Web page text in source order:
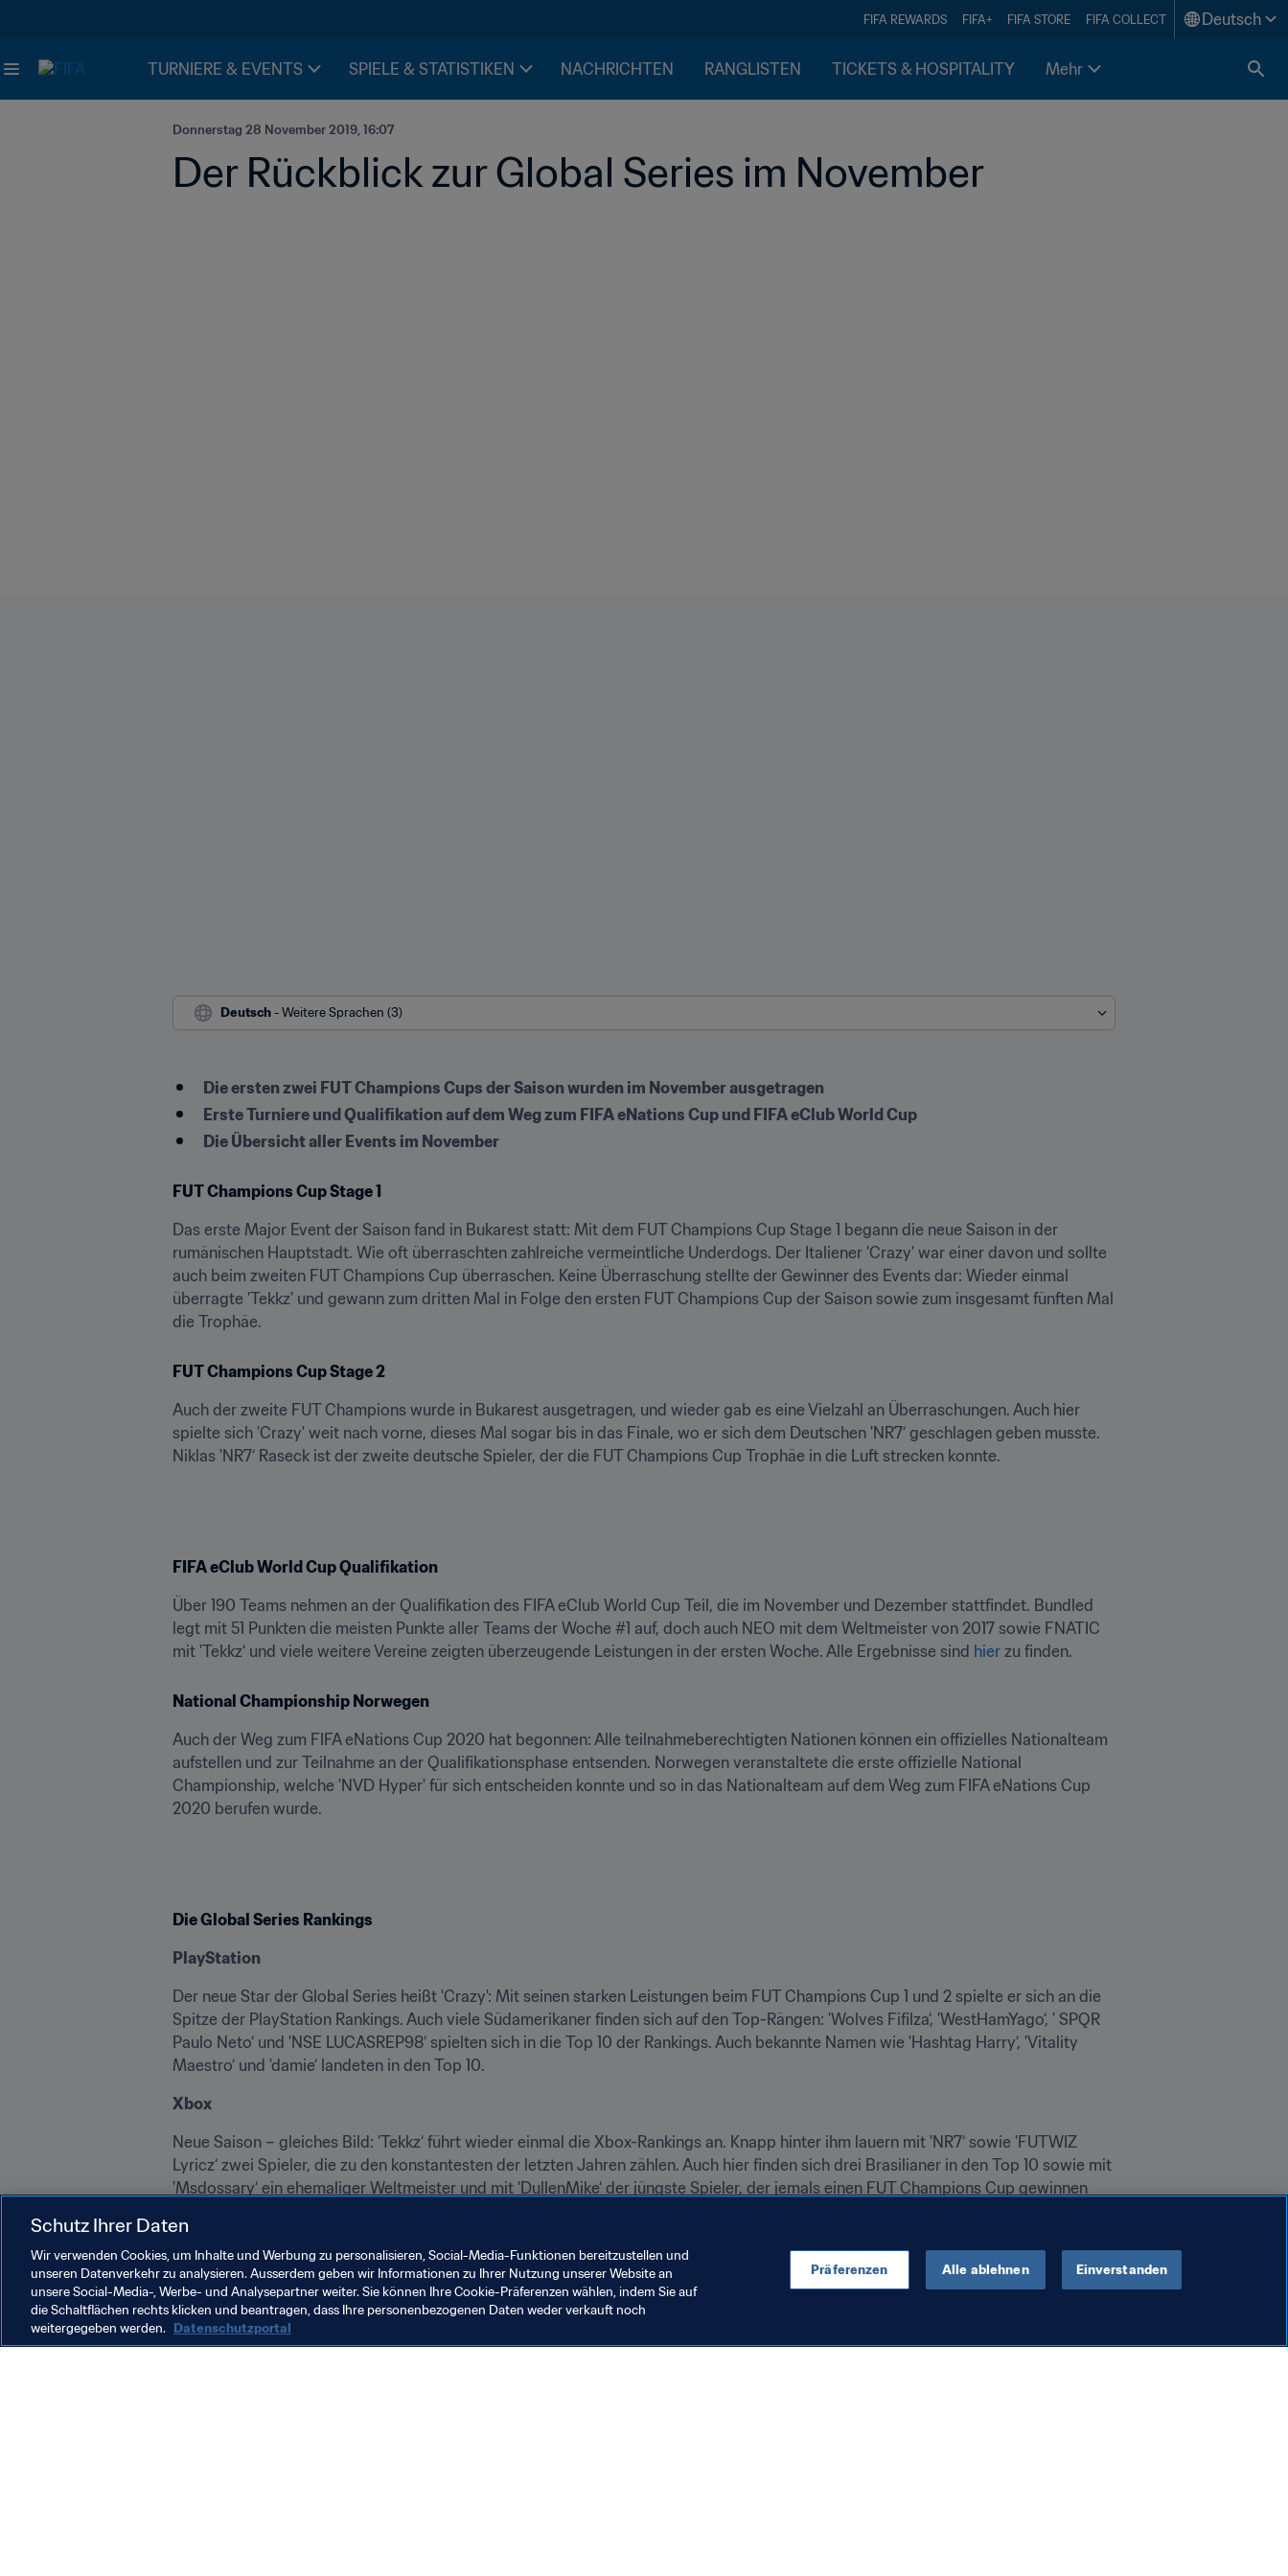
FIFA REWARDS FIFA+ FIFA STORE FIFA COLLECT Deutsch
TURNIERE & EVENTS SPIELE & STATISTIKEN NACHRICHTEN RANGLISTEN TICKETS & HOSPITALITY Mehr
Donnerstag 28 November 2019, 16:07
Der Rückblick zur Global Series im November
Deutsch - Weitere Sprachen (3)
Die ersten zwei FUT Champions Cups der Saison wurden im November ausgetragen
Erste Turniere und Qualifikation auf dem Weg zum FIFA eNations Cup und FIFA eClub World Cup
Die Übersicht aller Events im November
FUT Champions Cup Stage 1
Das erste Major Event der Saison fand in Bukarest statt: Mit dem FUT Champions Cup Stage 1 begann die neue Saison in der
rumänischen Hauptstadt. Wie oft überraschten zahlreiche vermeintliche Underdogs. Der Italiener 'Crazy' war einer davon und sollte
auch beim zweiten FUT Champions Cup überraschen. Keine Überraschung stellte der Gewinner des Events dar: Wieder einmal
überragte 'Tekkz' und gewann zum dritten Mal in Folge den ersten FUT Champions Cup der Saison sowie zum insgesamt fünften Mal
die Trophäe.
FUT Champions Cup Stage 2
Auch der zweite FUT Champions wurde in Bukarest ausgetragen, und wieder gab es eine Vielzahl an Überraschungen. Auch hier
spielte sich 'Crazy' weit nach vorne, dieses Mal sogar bis in das Finale, wo er sich dem Deutschen 'NR7‘ geschlagen geben musste.
Niklas 'NR7‘ Raseck ist der zweite deutsche Spieler, der die FUT Champions Cup Trophäe in die Luft strecken konnte.
FIFA eClub World Cup Qualifikation
Über 190 Teams nehmen an der Qualifikation des FIFA eClub World Cup Teil, die im November und Dezember stattfindet. Bundled
legt mit 51 Punkten die meisten Punkte aller Teams der Woche #1 auf, doch auch NEO mit dem Weltmeister von 2017 sowie FNATIC
mit 'Tekkz‘ und viele weitere Vereine zeigten überzeugende Leistungen in der ersten Woche. Alle Ergebnisse sind hier zu finden.
National Championship Norwegen
Auch der Weg zum FIFA eNations Cup 2020 hat begonnen: Alle teilnahmeberechtigten Nationen können ein offizielles Nationalteam
aufstellen und zur Teilnahme an der Qualifikationsphase entsenden. Norwegen veranstaltete die erste offizielle National
Championship, welche 'NVD Hyper' für sich entscheiden konnte und so in das Nationalteam auf dem Weg zum FIFA eNations Cup
2020 berufen wurde.
Die Global Series Rankings
PlayStation
Der neue Star der Global Series heißt 'Crazy': Mit seinen starken Leistungen beim FUT Champions Cup 1 und 2 spielte er sich an die
Spitze der PlayStation Rankings. Auch viele Südamerikaner finden sich auf den Top-Rängen: 'Wolves Fifilza‘, 'WestHamYago‘, ' SPQR
Paulo Neto‘ und 'NSE LUCASREP98‘ spielten sich in die Top 10 der Rankings. Auch bekannte Namen wie 'Hashtag Harry‘, 'Vitality
Maestro‘ und 'damie‘ landeten in den Top 10.
Xbox
Neue Saison – gleiches Bild: 'Tekkz‘ führt wieder einmal die Xbox-Rankings an. Knapp hinter ihm lauern mit 'NR7‘ sowie 'FUTWIZ
Lyricz‘ zwei Spieler, die zu den konstantesten der letzten Jahren zählen. Auch hier finden sich drei Brasilianer in den Top 10 sowie mit
'Msdossary‘ ein ehemaliger Weltmeister und mit 'DullenMike‘ der jüngste Spieler, der jemals einen FUT Champions Cup gewinnen
Das gesamte Ranking ist hier verfügbar.
Schutz Ihrer Daten
Wir verwenden Cookies, um Inhalte und Werbung zu personalisieren, Social-Media-Funktionen bereitzustellen und
unseren Datenverkehr zu analysieren. Ausserdem geben wir Informationen zu Ihrer Nutzung unserer Website an
unsere Social-Media-, Werbe- und Analysepartner weiter. Sie können Ihre Cookie-Präferenzen wählen, indem Sie auf
die Schaltflächen rechts klicken und beantragen, dass Ihre personenbezogenen Daten weder verkauft noch
weitergegeben werden. Datenschutzportal
Präferenzen Alle ablehnen Einverstanden